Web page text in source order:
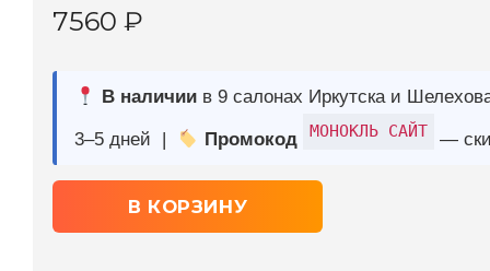
3–5 дней |